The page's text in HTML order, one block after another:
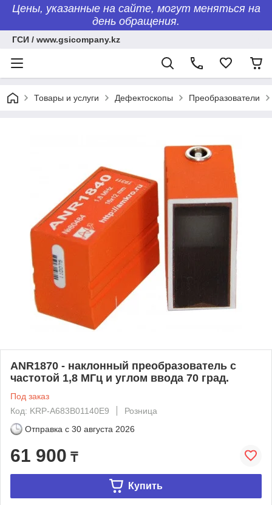
Цены, указанные на сайте, могут меняться на
день обращения.
ГСИ / www.gsicompany.kz
Товары и услуги Дефектоскопы Преобразователи
ANR1870 - наклонный преобразователь с
частотой 1,8 МГц и углом ввода 70 град.
Под заказ
Код: KRP-A683B01140E9
Розница
Отправка с 30 августа 2026
61 900 ₸
Купить